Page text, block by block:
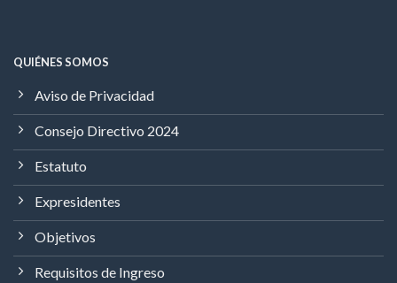
QUIÉNES SOMOS
Aviso de Privacidad
Consejo Directivo 2024
Estatuto
Expresidentes
Objetivos
Requisitos de Ingreso